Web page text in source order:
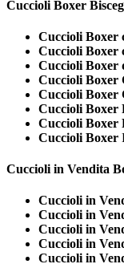
Cuccioli Boxer
Cuccioli Boxer
Cuccioli Boxer
Cuccioli Boxer
Cuccioli Boxer
Cuccioli Boxer
Cuccioli Boxer
Cuccioli Boxer
Cuccioli Boxer
Cuccioli in Vendita
Cuccioli in
Cuccioli in
Cuccioli in
Cuccioli in
Cuccioli in